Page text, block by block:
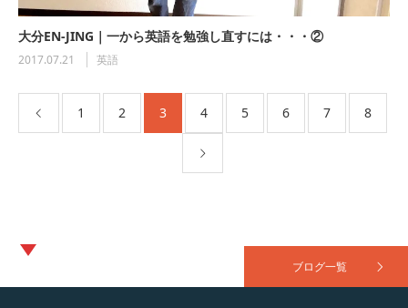
大分EN-JING｜一から英語を勉強し直すには・・・②
2017.07.21 英語
1 2 3 4 5 6 7 8
ブログ一覧
年…
The Borderless & The Firs…